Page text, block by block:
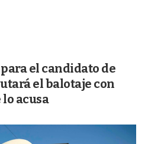
el candidato de
el balotaje con
acusa